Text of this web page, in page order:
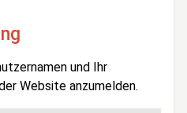
und Ihr
Website anzumelden.